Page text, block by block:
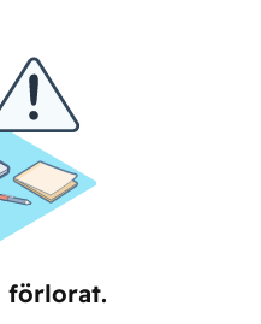
förlorat.